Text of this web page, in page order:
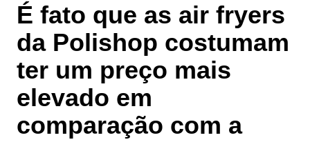
É fato que as air fryers
da Polishop costumam
ter um preço mais
elevado em
comparação com a